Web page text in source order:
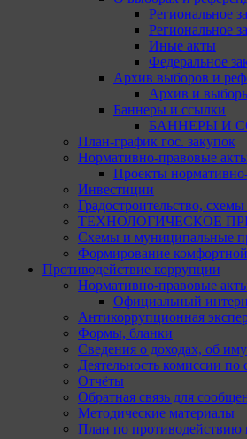
Региональное
Региональное
Иные акты
Федеральное
Архив выборов и
Архив и
Баннеры и ссылки
БАННЕРЫ И
План-график гос. закупок
Нормативно-правовые
Проекты
Инвестиции
Градостроительство,
ТЕХНОЛОГИЧЕСКОЕ
Схемы и муниципальные
Формирование
Противодействие коррупции
Нормативно-правовые
Официальный
Антикоррупционная
Формы, бланки
Сведения о доходах, об
Деятельность комиссии
Отчёты
Обратная связь для
Методические материалы
План по противодействию